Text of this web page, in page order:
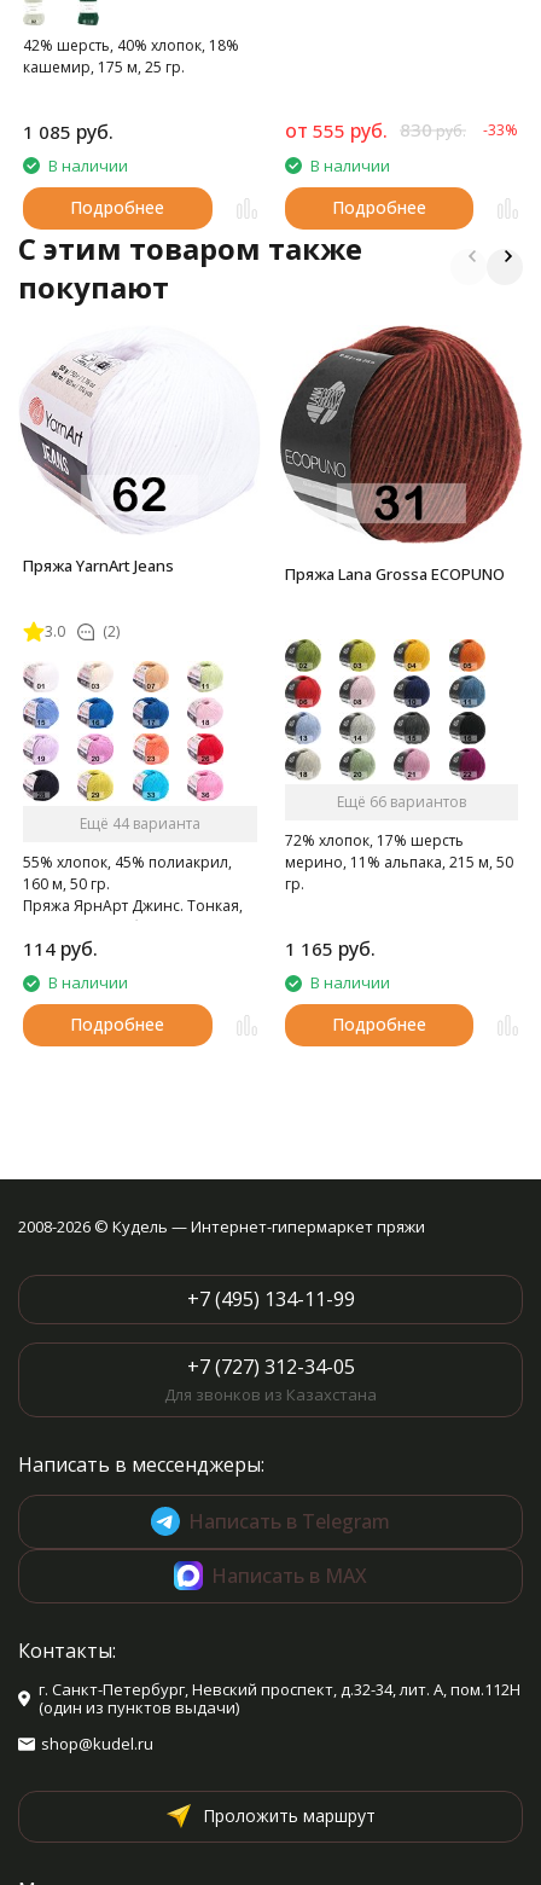
42% шерсть, 40% хлопок, 18%
кашемир, 175 м, 25 гр.
1 085 руб.
В наличии
Подробнее
от 555 руб. 830руб. -33%
В наличии
Подробнее
C этим товаром также
покупают
Пряжа YarnArt Jeans
3.0 (2)
Ещё 44 варианта
55% хлопок, 45% полиакрил,
160 м, 50 гр.
Пряжа ЯрнАрт Джинс. Тонкая,
мягкая, слегка бархатистая
нитка. Очень приятная на
ощупь.
114 руб.
В наличии
Подробнее
Пряжа Lana Grossa ECOPUNO
Ещё 66 вариантов
72% хлопок, 17% шерсть
мерино, 11% альпака, 215 м, 50
гр.
1 165 руб.
В наличии
Подробнее
2008-2026 © Кудель — Интернет-гипермаркет пряжи
+7 (495) 134-11-99
+7 (727) 312-34-05
Для звонков из Казахстана
Написать в мессенджеры:
Написать в Telegram
Написать в MAX
Контакты:
г. Санкт-Петербург, Невский проспект, д.32-34, лит. А, пом.112Н
(один из пунктов выдачи)
shop@kudel.ru
Проложить маршрут